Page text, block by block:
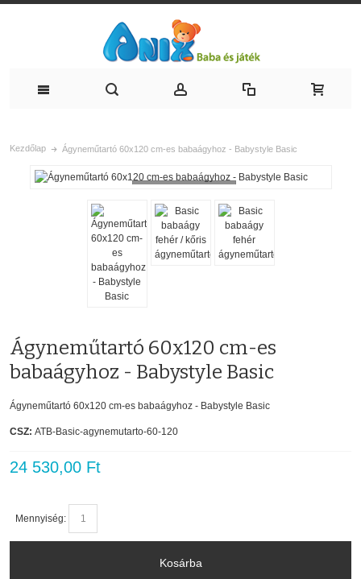
Kezdőlap Ágyneműtartó 60x120 cm-es babaágyhoz - Babystyle Basic
Ágyneműtartó 60x120 cm-es
babaágyhoz - Babystyle Basic
Ágyneműtartó 60x120 cm-es babaágyhoz - Babystyle Basic
CSZ: ATB-Basic-agynemutarto-60-120
24 530,00 Ft
Mennyiség:
Kosárba